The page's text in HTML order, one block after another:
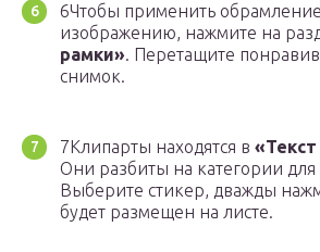
6Чтобы применить
изображению, нажмите на
рамки». Перетащите
снимок.
7Клипарты находятся в
Они разбиты на категории для
Выберите стикер, дважды
будет размещен на листе.